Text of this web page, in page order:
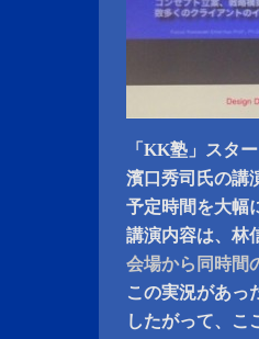
「KK塾」スタ
濱口秀司氏の講
予定時間を大幅
講演内容は、林
会場から同時間
この実況があっ
したがって、こ